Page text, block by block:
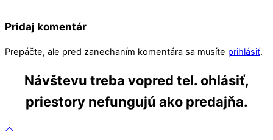
Pridaj komentár
Prepáčte, ale pred zanechaním komentára sa musíte prihlásiť.
Návštevu treba vopred tel. ohlásiť,
priestory nefungujú ako predajňa.